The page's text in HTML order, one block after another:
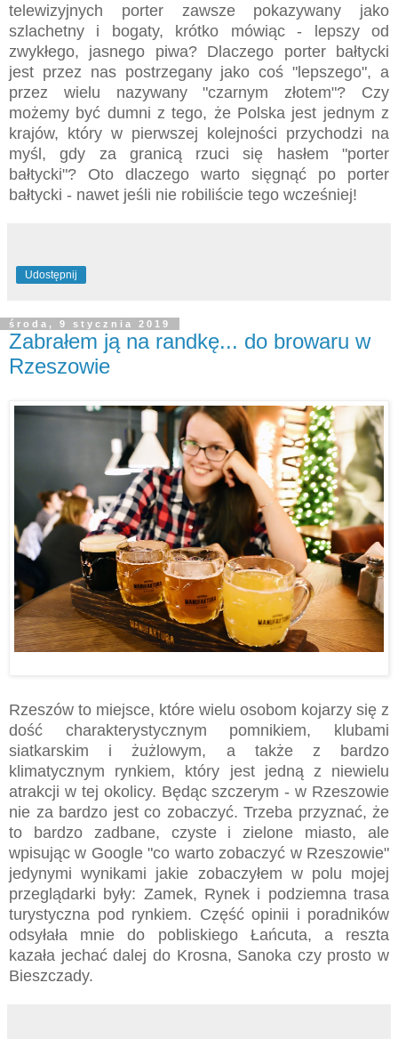
telewizyjnych porter zawsze pokazywany jako
szlachetny i bogaty, krótko mówiąc - lepszy od
zwykłego, jasnego piwa? Dlaczego porter bałtycki
jest przez nas postrzegany jako coś "lepszego", a
przez wielu nazywany "czarnym złotem"? Czy
możemy być dumni z tego, że Polska jest jednym z
krajów, który w pierwszej kolejności przychodzi na
myśl, gdy za granicą rzuci się hasłem "porter
bałtycki"? Oto dlaczego warto sięgnąć po porter
bałtycki - nawet jeśli nie robiliście tego wcześniej!
Udostępnij
środa, 9 stycznia 2019
Zabrałem ją na randkę... do browaru w
Rzeszowie
Rzeszów to miejsce, które wielu osobom kojarzy się z
dość charakterystycznym pomnikiem, klubami
siatkarskim i żużlowym, a także z bardzo
klimatycznym rynkiem, który jest jedną z niewielu
atrakcji w tej okolicy. Będąc szczerym - w Rzeszowie
nie za bardzo jest co zobaczyć. Trzeba przyznać, że
to bardzo zadbane, czyste i zielone miasto, ale
wpisując w Google "co warto zobaczyć w Rzeszowie"
jedynymi wynikami jakie zobaczyłem w polu mojej
przeglądarki były: Zamek, Rynek i podziemna trasa
turystyczna pod rynkiem. Część opinii i poradników
odsyłała mnie do pobliskiego Łańcuta, a reszta
kazała jechać dalej do Krosna, Sanoka czy prosto w
Bieszczady.